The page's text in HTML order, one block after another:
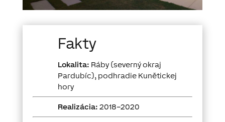
Fakty
Lokalita: Ráby (severný okraj
Pardubíc), podhradie Kunětickej
hory
Realizácia: 2018–2020